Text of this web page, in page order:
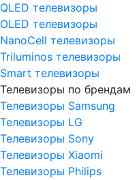
QLED телевизоры
OLED телевизоры
NanoCell телевизоры
Triluminos телевизоры
Smart телевизоры
Телевизоры по брендам
Телевизоры Samsung
Телевизоры LG
Телевизоры Sony
Телевизоры Xiaomi
Телевизоры Philips